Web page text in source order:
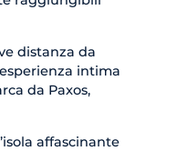
distanza da
intima
da Paxos,
affascinante